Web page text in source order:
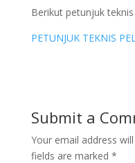
Berikut petunjuk
PETUNJUK TEKNIS
Submit a
Your email address
fields are marked *